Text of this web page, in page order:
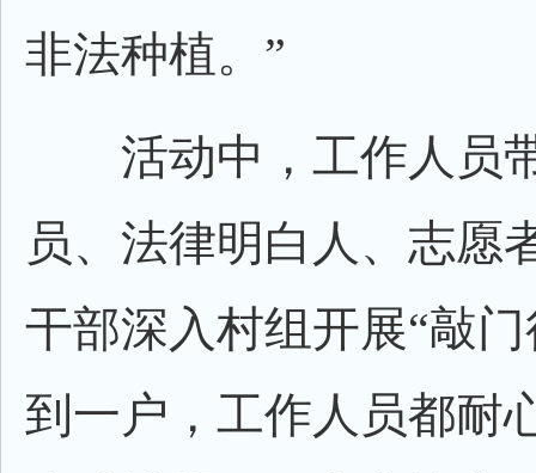
非法种植。”
活动中，工作人员
员、法律明白人、志愿
干部深入村组开展“敲
到一户，工作人员都耐